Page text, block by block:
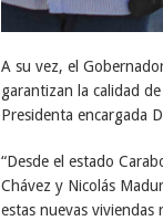
A su vez, el
garantizan la calidad
Presidenta encargada
“Desde el estado
Chávez y Nicolás
estas nuevas